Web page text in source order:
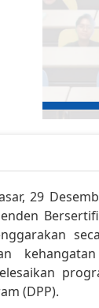
29
(DPP).